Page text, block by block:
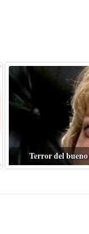
Terror del bueno